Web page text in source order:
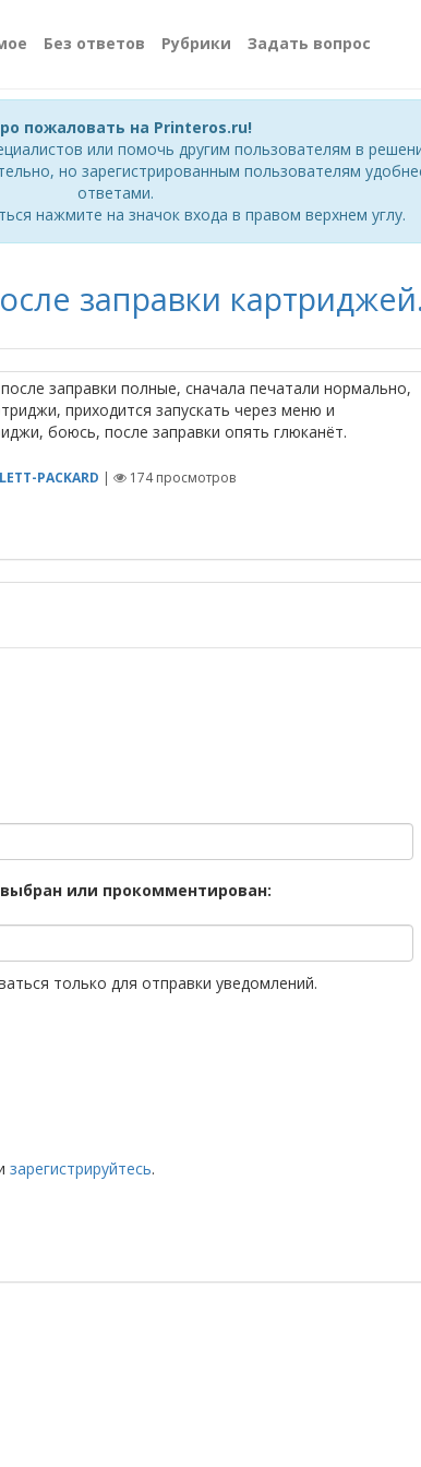
Без ответов Рубрики Задать вопрос
пожаловать на Printeros.ru!
или помочь другим пользователям в
но зарегистрированным пользователям
ответами.
нажмите на значок входа в правом верхнем углу.
заправки картриджей.
заправки полные, сначала печатали нормально,
приходится запускать через меню и
боюсь, после заправки опять глюканëт.
PACKARD | 174просмотров
или прокомментирован:
только для отправки уведомлений.
зарегистрируйтесь.